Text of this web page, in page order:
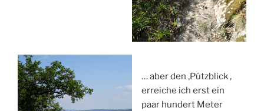
… aber den ‚Pützblick ‚
erreiche ich erst ein
paar hundert Meter